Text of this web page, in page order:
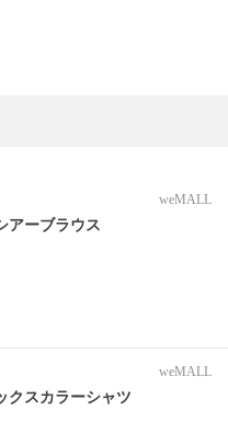
weMALL
アーブラウス
weMALL
クスカラーシャツ